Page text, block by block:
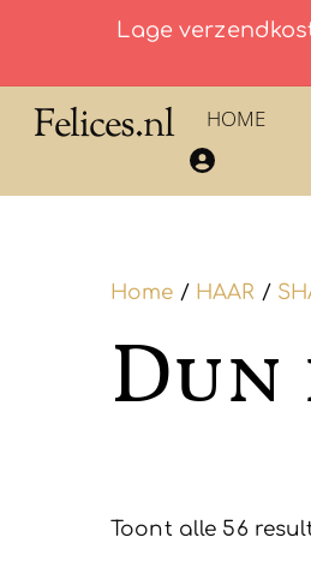
Lage
Felices.nl HOME
Home / HAAR /
Toont alle 56